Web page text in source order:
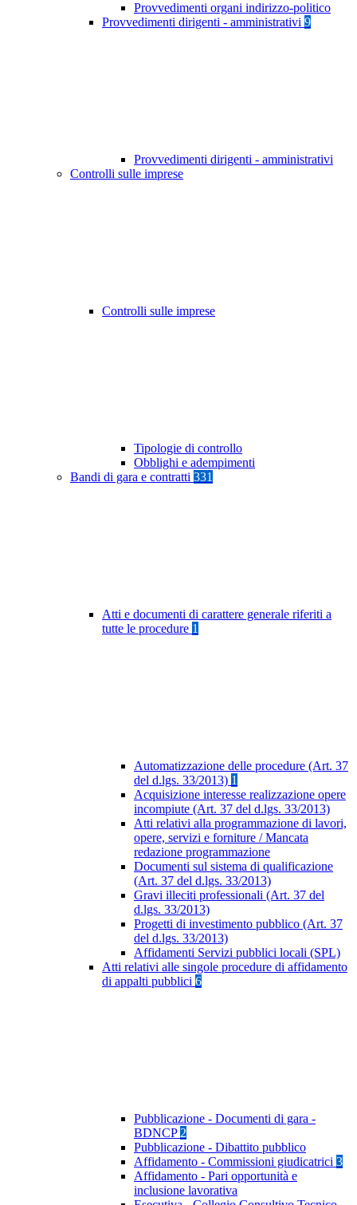
Provvedimenti organi indirizzo-politico
Provvedimenti dirigenti - amministrativi 9
Provvedimenti dirigenti - amministrativi
Controlli sulle imprese
Controlli sulle imprese
Tipologie di controllo
Obblighi e adempimenti
Bandi di gara e contratti 331
Atti e documenti di carattere generale riferiti a
tutte le procedure 1
Automatizzazione delle procedure (Art. 37
del d.lgs. 33/2013) 1
Acquisizione interesse realizzazione opere
incompiute (Art. 37 del d.lgs. 33/2013)
Atti relativi alla programmazione di lavori,
opere, servizi e forniture / Mancata
redazione programmazione
Documenti sul sistema di qualificazione
(Art. 37 del d.lgs. 33/2013)
Gravi illeciti professionali (Art. 37 del
d.lgs. 33/2013)
Progetti di investimento pubblico (Art. 37
del d.lgs. 33/2013)
Affidamenti Servizi pubblici locali (SPL)
Atti relativi alle singole procedure di affidamento
di appalti pubblici 6
Pubblicazione - Documenti di gara -
BDNCP 2
Pubblicazione - Dibattito pubblico
Affidamento - Commissioni giudicatrici 3
Affidamento - Pari opportunità e
inclusione lavorativa